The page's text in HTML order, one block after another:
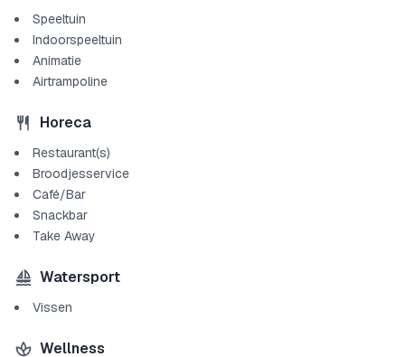
Speeltuin
Indoorspeeltuin
Animatie
Airtrampoline
Horeca
Restaurant(s)
Broodjesservice
Café/Bar
Snackbar
Take Away
Watersport
Vissen
Wellness